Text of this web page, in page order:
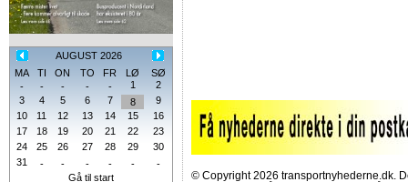
AUGUST 2026
MA
TI ON TO FR LØ
SØ
-
- - - - 1
2
3
4 5 6 7 8
9
10
11 12 13 14 15
16
17
18 19 20 21 22
23
24
25 26 27 28 29
30
31
- - - - -
-
Gå til start
© Copyright 2026 transportnyhederne.dk.